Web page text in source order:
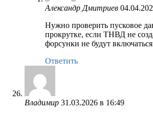
Александр Дмитриев
Нужно проверить пусковое
прокрутке, если ТНВД не
форсунки не будут
Ответить
Владимир 31.03.2026 в 16:49